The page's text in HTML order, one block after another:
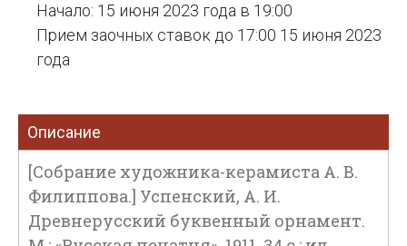
Начало: 15 июня 2023 года в 19:00
Прием заочных ставок до 17:00 15 июня 2023
года
Описание
[Собрание художника-керамиста А. В.
Филиппова.] Успенский, А. И.
Древнерусский буквенный орнамент.